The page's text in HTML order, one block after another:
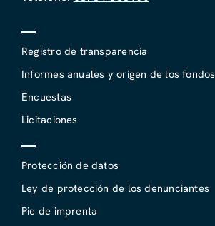
Registro de transparencia
Informes anuales y origen de los fondos
Encuestas
Licitaciones
Protección de datos
Ley de protección de los denunciantes
Pie de imprenta